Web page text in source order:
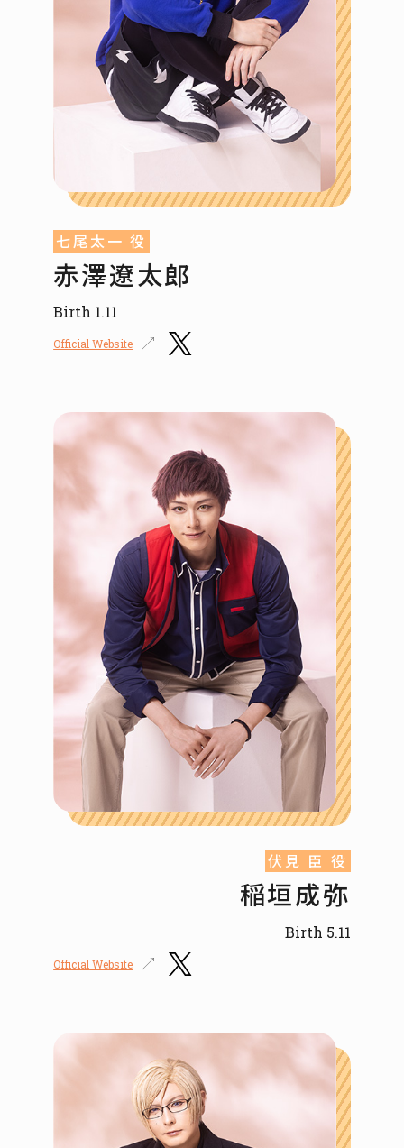
七尾太一 役
赤澤遼太郎
Birth 1.11
Official Website
伏見 臣 役
稲垣成弥
Birth 5.11
Official Website